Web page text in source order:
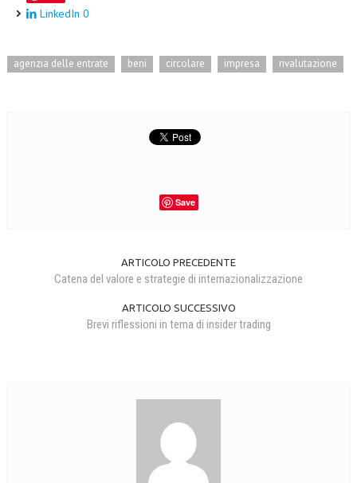
DIRITTO TRIBUTARIO
CRIMINOLOGIA TRIBUTARIA
AMMINISTRATIVA
GIURISPRUDENZA
LinkedIn 0
agenzia delle entrate beni circolare impresa rivalutazione
Save
ARTICOLO PRECEDENTE
Catena del valore e strategie di internazionalizzazione
ARTICOLO SUCCESSIVO
Brevi riflessioni in tema di insider trading